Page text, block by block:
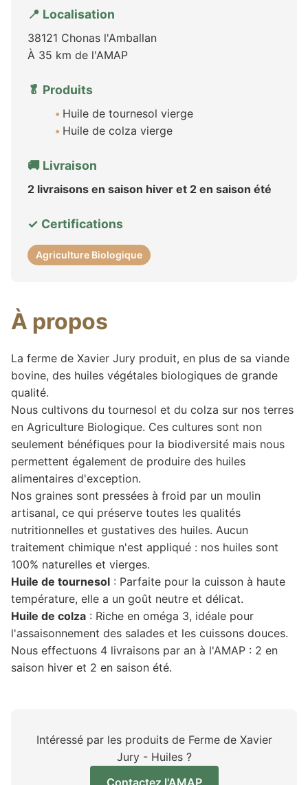
📍 Localisation
38121 Chonas l'Amballan
À 35 km de l'AMAP
🥬 Produits
Huile de tournesol vierge
Huile de colza vierge
🚚 Livraison
2 livraisons en saison hiver et 2 en saison été
✓ Certifications
Agriculture Biologique
À propos
La ferme de Xavier Jury produit, en plus de sa viande
bovine, des huiles végétales biologiques de grande
qualité.
Nous cultivons du tournesol et du colza sur nos terres
en Agriculture Biologique. Ces cultures sont non
seulement bénéfiques pour la biodiversité mais nous
permettent également de produire des huiles
alimentaires d'exception.
Nos graines sont pressées à froid par un moulin
artisanal, ce qui préserve toutes les qualités
nutritionnelles et gustatives des huiles. Aucun
traitement chimique n'est appliqué : nos huiles sont
100% naturelles et vierges.
Huile de tournesol : Parfaite pour la cuisson à haute
température, elle a un goût neutre et délicat.
Huile de colza : Riche en oméga 3, idéale pour
l'assaisonnement des salades et les cuissons douces.
Nous effectuons 4 livraisons par an à l'AMAP : 2 en
saison hiver et 2 en saison été.
Intéressé par les produits de Ferme de Xavier
Jury - Huiles ?